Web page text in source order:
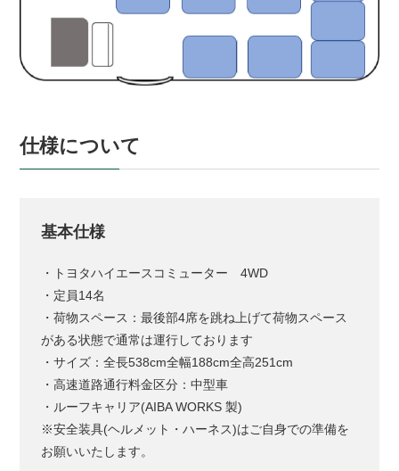
仕様について
基本仕様
・トヨタハイエースコミューター 4WD
・定員14名
・荷物スペース：最後部4席を跳ね上げて荷物スペース
がある状態で通常は運行しております
・サイズ：全長538cm全幅188cm全高251cm
・高速道路通行料金区分：中型車
・ルーフキャリア(AIBA WORKS 製)
※安全装具(ヘルメット・ハーネス)はご自身での準備を
お願いいたします。